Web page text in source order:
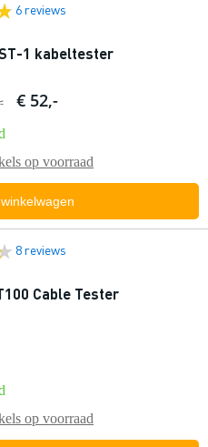
6 reviews
1 kabeltester
€ 52,-
op voorraad
8 reviews
Cable Tester
op voorraad